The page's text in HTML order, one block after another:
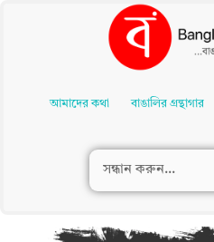
Contentআমাদের কথা বাঙালির গ্রন্থাগার